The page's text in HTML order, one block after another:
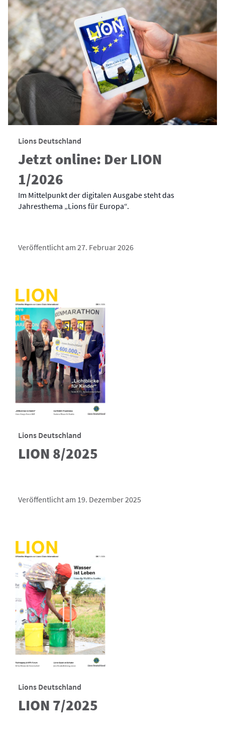
Lions Deutschland
Jetzt online: Der LION
1/2026
Im Mittelpunkt der digitalen Ausgabe steht das
Jahresthema „Lions für Europa“.
Veröffentlicht am 27. Februar 2026
Lions Deutschland
LION 8/2025
Veröffentlicht am 19. Dezember 2025
Lions Deutschland
LION 7/2025